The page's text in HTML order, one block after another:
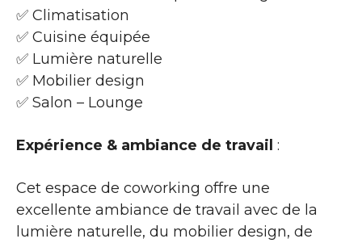
✅ Climatisation
✅ Cuisine équipée
✅ Lumière naturelle
✅ Mobilier design
✅ Salon – Lounge
Expérience & ambiance de travail :
Cet espace de coworking offre une
excellente ambiance de travail avec de la
lumière naturelle, du mobilier design, de